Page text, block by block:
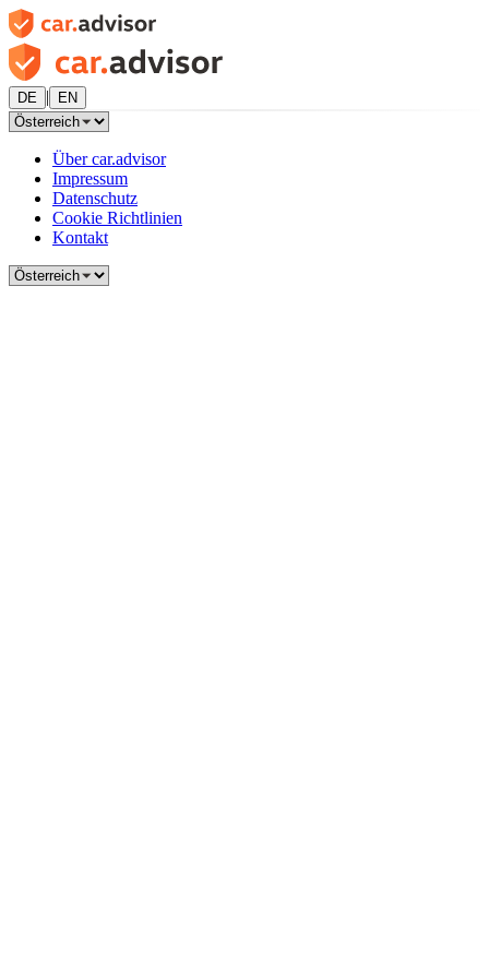
DE | EN
Über car.advisor
Impressum
Datenschutz
Cookie Richtlinien
Kontakt